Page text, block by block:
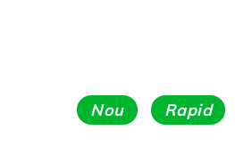
Nou Rapid